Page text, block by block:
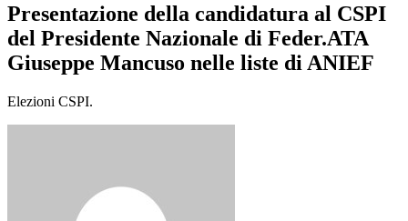
Presentazione della candidatura al CSPI
del Presidente Nazionale di Feder.ATA
Giuseppe Mancuso nelle liste di ANIEF
Elezioni CSPI.